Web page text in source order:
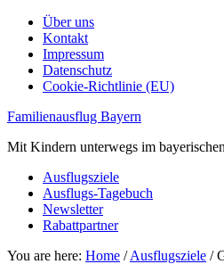
Über uns
Kontakt
Impressum
Datenschutz
Cookie-Richtlinie (EU)
Familienausflug Bayern
Mit Kindern unterwegs im
Ausflugsziele
Ausflugs-Tagebuch
Newsletter
Rabattpartner
You are here: Home / Ausflugsziele /